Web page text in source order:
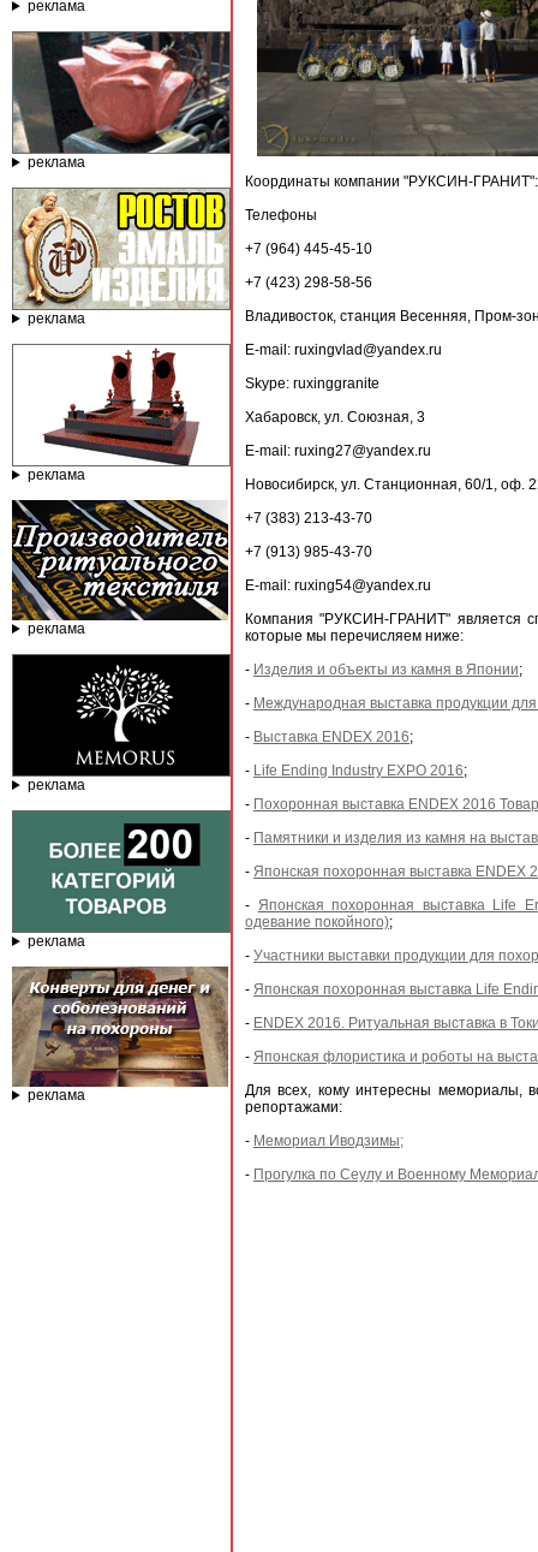
реклама
реклама
реклама
реклама
реклама
реклама
реклама
реклама
Координаты компании "РУКСИН-ГРАНИТ":
Телефоны
+7 (964) 445-45-10
+7 (423) 298-58-56
Владивосток, станция Весенняя, Пром-
E-mail: ruxingvlad@yandex.ru
Skype: ruxinggranite
Хабаровск, ул. Союзная, 3
E-mail: ruxing27@yandex.ru
Новосибирск, ул. Станционная, 60/1, оф.
+7 (383) 213-43-70
+7 (913) 985-43-70
E-mail: ruxing54@yandex.ru
Компания "РУКСИН-ГРАНИТ" является
которые мы перечисляем ниже:
- Изделия и объекты из камня в Японии;
- Международная выставка продукции
- Выставка ENDEX 2016;
- Life Ending Industry EXPO 2016;
- Похоронная выставка ENDEX 2016
- Памятники и изделия из камня на
- Японская похоронная выставка ENDEX
- Японская похоронная выставка Life
одевание покойного);
- Участники выставки продукции для
- Японская похоронная выставка Life
- ENDEX 2016. Ритуальная выставка в
- Японская флористика и роботы на
Для всех, кому интересны мемориалы,
репортажами:
- Мемориал Иводзимы;
- Прогулка по Сеулу и Военному